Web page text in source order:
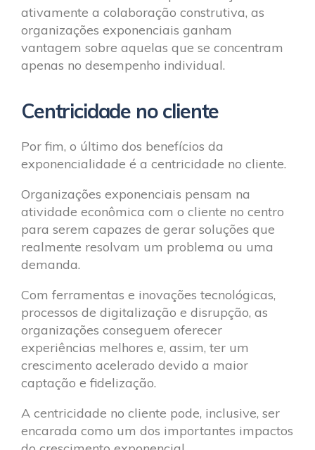
ativamente a colaboração construtiva, as
organizações exponenciais ganham
vantagem sobre aquelas que se concentram
apenas no desempenho individual.
Centricidade no cliente
Por fim, o último dos benefícios da
exponencialidade é a centricidade no cliente.
Organizações exponenciais pensam na
atividade econômica com o cliente no centro
para serem capazes de gerar soluções que
realmente resolvam um problema ou uma
demanda.
Com ferramentas e inovações tecnológicas,
processos de digitalização e disrupção, as
organizações conseguem oferecer
experiências melhores e, assim, ter um
crescimento acelerado devido a maior
captação e fidelização.
A centricidade no cliente pode, inclusive, ser
encarada como um dos importantes impactos